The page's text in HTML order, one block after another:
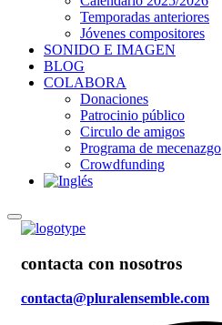
Temporadas anteriores
Jóvenes compositores
SONIDO E IMAGEN
BLOG
COLABORA
Donaciones
Patrocinio público
Circulo de amigos
Programa de mecenazgo
Crowdfunding
contacta con nosotros
contacta@pluralensemble.com